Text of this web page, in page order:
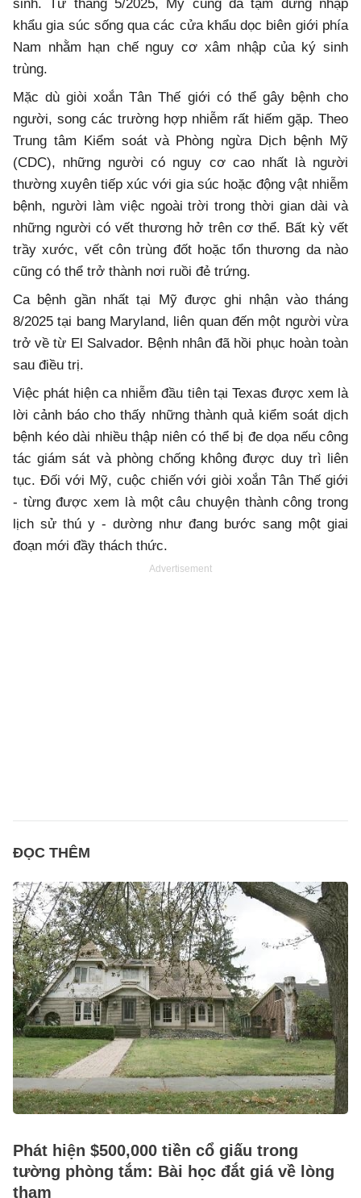
sinh. Từ tháng 5/2025, Mỹ cũng đã tạm dừng nhập
khẩu gia súc sống qua các cửa khẩu dọc biên giới phía
Nam nhằm hạn chế nguy cơ xâm nhập của ký sinh
trùng.
Mặc dù giòi xoắn Tân Thế giới có thể gây bệnh cho
người, song các trường hợp nhiễm rất hiếm gặp. Theo
Trung tâm Kiểm soát và Phòng ngừa Dịch bệnh Mỹ
(CDC), những người có nguy cơ cao nhất là người
thường xuyên tiếp xúc với gia súc hoặc động vật nhiễm
bệnh, người làm việc ngoài trời trong thời gian dài và
những người có vết thương hở trên cơ thể. Bất kỳ vết
trầy xước, vết côn trùng đốt hoặc tổn thương da nào
cũng có thể trở thành nơi ruồi đẻ trứng.
Ca bệnh gần nhất tại Mỹ được ghi nhận vào tháng
8/2025 tại bang Maryland, liên quan đến một người vừa
trở về từ El Salvador. Bệnh nhân đã hồi phục hoàn toàn
sau điều trị.
Việc phát hiện ca nhiễm đầu tiên tại Texas được xem là
lời cảnh báo cho thấy những thành quả kiểm soát dịch
bệnh kéo dài nhiều thập niên có thể bị đe dọa nếu công
tác giám sát và phòng chống không được duy trì liên
tục. Đối với Mỹ, cuộc chiến với giòi xoắn Tân Thế giới
- từng được xem là một câu chuyện thành công trong
lịch sử thú y - dường như đang bước sang một giai
đoạn mới đầy thách thức.
Advertisement
ĐỌC THÊM
Phát hiện $500,000 tiền cổ giấu trong
tường phòng tắm: Bài học đắt giá về lòng
tham